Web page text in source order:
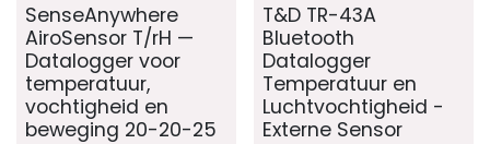
SenseAnywhere
AiroSensor T/rH —
Datalogger voor
temperatuur,
vochtigheid en
beweging 20-20-25
T&D TR-43A
Bluetooth
Datalogger
Temperatuur en
Luchtvochtigheid -
Externe Sensor